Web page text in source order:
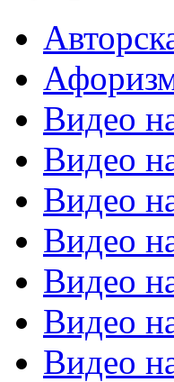
Видео
Видео
Видео
Видео
Видео
Видео
Видео